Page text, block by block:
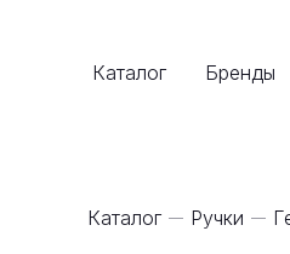
Каталог Бренды
Каталог Ручки